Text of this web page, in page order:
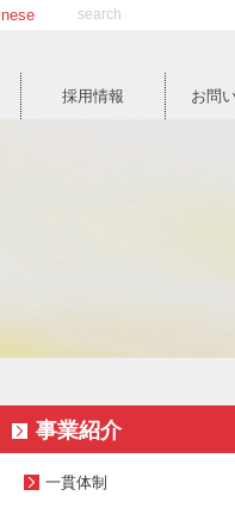
採用情報 お問
事業紹介
一貫体制